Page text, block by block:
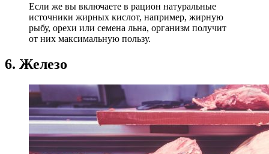
Если же вы включаете в рацион натуральные
источники жирных кислот, например, жирную
рыбу, орехи или семена льна, организм получит
от них максимальную пользу.
6. Железо